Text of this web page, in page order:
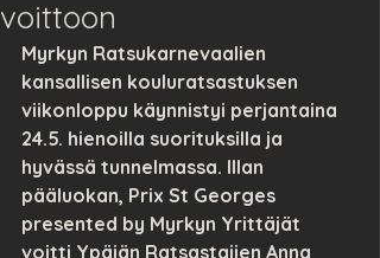
voittoon
Myrkyn Ratsukarnevaalien
kansallisen kouluratsastuksen
viikonloppu käynnistyi perjantaina
24.5. hienoilla suorituksilla ja
hyvässä tunnelmassa. Illan
pääluokan, Prix St Georges
presented by Myrkyn Yrittäjät
voitti Ypäjän Ratsastajien Anna